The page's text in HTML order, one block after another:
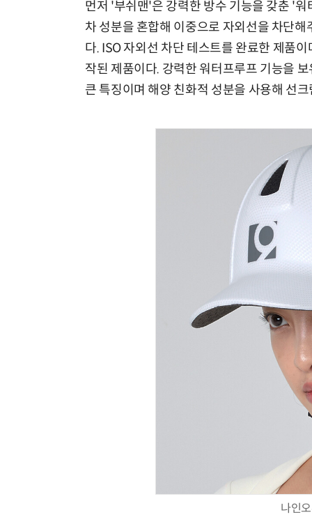
먼저 '부쉬맨'은 강력한 방수 기능을 갖춘 '
차 성분을 혼합해 이중으로 자외선을 차단
다. ISO 자외선 차단 테스트를 완료한 제품
작된 제품이다. 강력한 워터프루프 기능을
큰 특징이며 해양 친화적 성분을 사용해 선
나인